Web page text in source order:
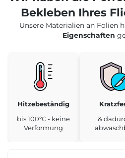
Bekleben Ihres
Unsere Materialien an Folien
Eigenschaften
Hitzebeständig
bis 100°C - keine
Verformung
&